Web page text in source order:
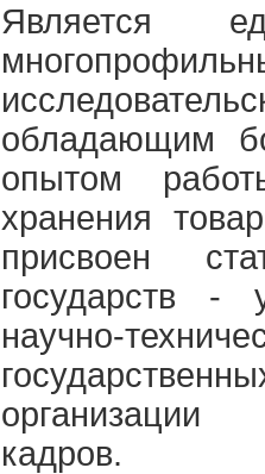
Является
обладающим
опытом
хранения
присвоен
государств -
научно-
организации
кадров.